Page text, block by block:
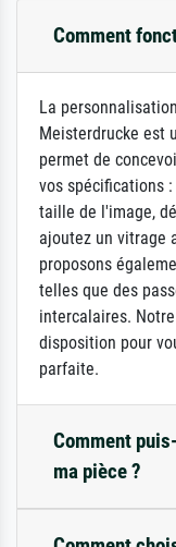
Comment
La
Meisterdrucke est
permet de
vos spécifications
taille de l'image,
ajoutez un vitrage
proposons
telles que des
intercalaires.
disposition pour
parfaite.
Comment
ma pièce ?